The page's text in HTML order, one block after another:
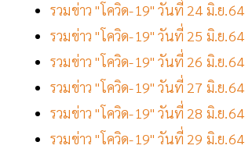
รวมข่าว "โควิด-19" วันที่ 24 มิ.ย.64
รวมข่าว "โควิด-19" วันที่ 25 มิ.ย.64
รวมข่าว "โควิด-19" วันที่ 26 มิ.ย.64
รวมข่าว "โควิด-19" วันที่ 27 มิ.ย.64
รวมข่าว "โควิด-19" วันที่ 28 มิ.ย.64
รวมข่าว "โควิด-19" วันที่ 29 มิ.ย.64